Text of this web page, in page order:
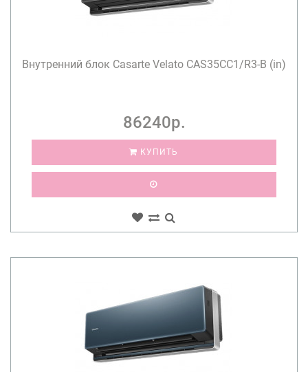
Внутренний блок Casarte Velato CAS35CC1/R3-B (in)
86240р.
КУПИТЬ